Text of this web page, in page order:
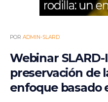
POR ADMIN-SLARD
Webinar SLARD-
preservación de
enfoque basado